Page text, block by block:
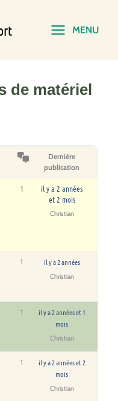
MenuMENU
de matériel
Dernière
publication
1
il y a 2 années
et 2 mois
Christian
1 il y a 2 années
Christian
1
il y a 2 années et 1
mois
Christian
1
il y a 2 années et 2
mois
Christian